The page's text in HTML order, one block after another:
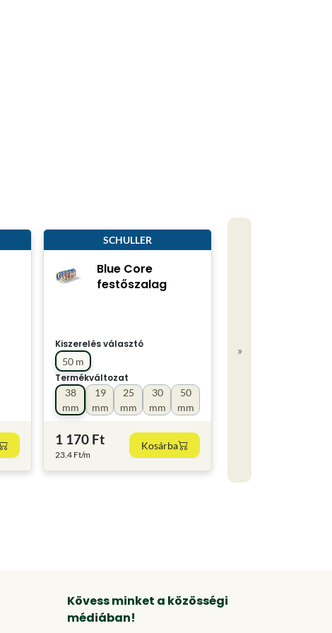
SCHULLER
Blue Core
festőszalag
Kiszerelés választó
50 m
Termékváltozat
19
mm
25
mm
30
mm
38
mm
50
mm
1 170 Ft
23.4 Ft/m
Kosárba
»
Kövess minket a közösségi
médiában!